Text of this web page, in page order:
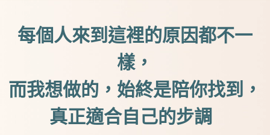
每個人來到這裡的原因都不一
樣，
而我想做的，始終是陪你找到，
真正適合自己的步調